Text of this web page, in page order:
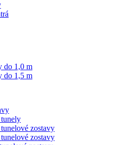
do 1,0 m
do 1,5 m
zostavy
zostavy